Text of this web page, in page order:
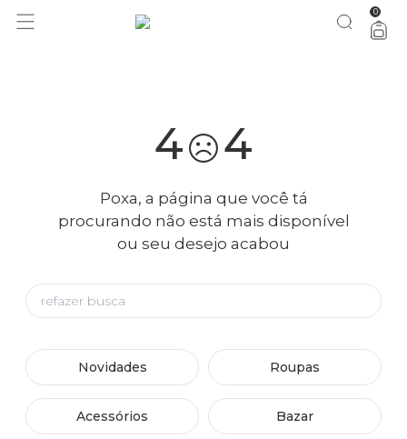
você merece 30% OFF pra comemorar com a gente aproveita! 0
4 4
Poxa, a página que você tá
procurando não está mais disponível
ou seu desejo acabou
Novidades Roupas
Acessórios Bazar